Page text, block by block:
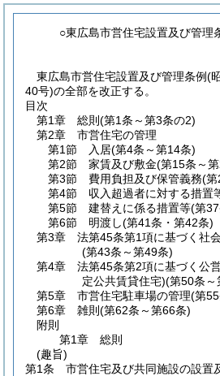
○東広島市営住宅設置及び管理
東広島市営住宅設置及び管理条例(
40号)の全部を改正する。
目次
第1章
総則 (第1条～第3条の2)
第2章
市営住宅の管理
第1節
入居(第4条～第14条)
第2節
家賃及び敷金(第15条～
第3節
費用負担及び保管義務(第
第4節
収入超過者に対する措置
第5節
建替えに係る措置等(第
第6節
明渡し(第41条・第42条)
第3章
法第45条第1項に基づく社
(第43条～第49条)
第4章
法第45条第2項に基づく公
定公共賃貸住宅)(第50条～
第5章
市営住宅駐車場の管理(第
第6章
雑則 (第62条～第66条)
附則
第1章
総則
(趣旨)
第1条
市営住宅及び共同施設の設置